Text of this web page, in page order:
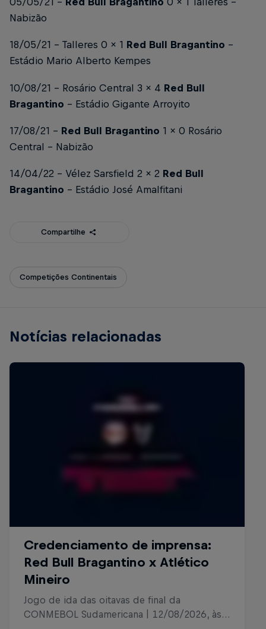
Nabizão
18/05/21 – Talleres 0 x 1 Red Bull Bragantino –
Estádio Mario Alberto Kempes
10/08/21 – Rosário Central 3 x 4 Red Bull
Bragantino – Estádio Gigante Arroyito
17/08/21 – Red Bull Bragantino 1 x 0 Rosário
Central – Nabizão
14/04/22 – Vélez Sarsfield 2 x 2 Red Bull
Bragantino – Estádio José Amalfitani
Compartilhe
Competições Continentais
Notícias relacionadas